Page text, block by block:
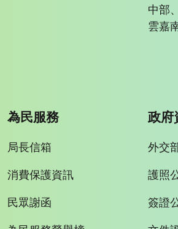
中部
雲嘉
為民服務
局長信箱
消費保護資訊
民眾謝函
政府
外交
護照
簽證